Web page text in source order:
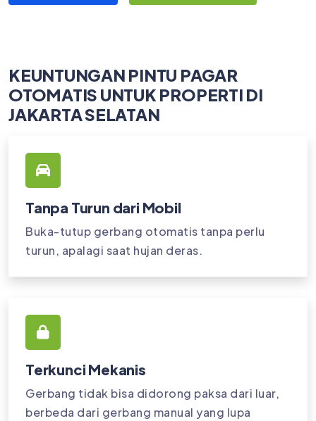
KEUNTUNGAN PINTU PAGAR
OTOMATIS UNTUK PROPERTI DI
JAKARTA SELATAN
Tanpa Turun dari Mobil
Buka-tutup gerbang otomatis tanpa perlu
turun, apalagi saat hujan deras.
Terkunci Mekanis
Gerbang tidak bisa didorong paksa dari luar,
berbeda dari gerbang manual yang lupa